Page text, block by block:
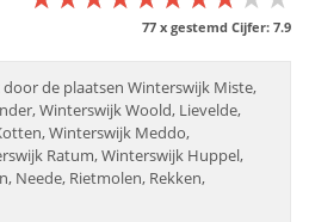
77 x gestemd Cijfer: 7.9
de plaatsen Winterswijk Miste,
Winterswijk Woold, Lievelde,
Winterswijk Meddo,
Ratum, Winterswijk Huppel,
Neede, Rietmolen, Rekken,